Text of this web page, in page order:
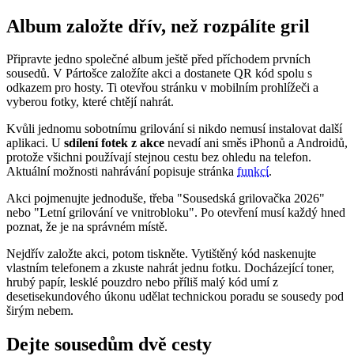
Album založte dřív, než rozpálíte gril
Připravte jedno společné album ještě před příchodem prvních
sousedů. V Pártošce založíte akci a dostanete QR kód spolu s
odkazem pro hosty. Ti otevřou stránku v mobilním prohlížeči a
vyberou fotky, které chtějí nahrát.
Kvůli jednomu sobotnímu grilování si nikdo nemusí instalovat další
aplikaci. U sdílení fotek z akce nevadí ani směs iPhonů a Androidů,
protože všichni používají stejnou cestu bez ohledu na telefon.
Aktuální možnosti nahrávání popisuje stránka funkcí.
Akci pojmenujte jednoduše, třeba "Sousedská grilovačka 2026"
nebo "Letní grilování ve vnitrobloku". Po otevření musí každý hned
poznat, že je na správném místě.
Nejdřív založte akci, potom tiskněte. Vytištěný kód naskenujte
vlastním telefonem a zkuste nahrát jednu fotku. Docházející toner,
hrubý papír, lesklé pouzdro nebo příliš malý kód umí z
desetisekundového úkonu udělat technickou poradu se sousedy pod
širým nebem.
Dejte sousedům dvě cesty